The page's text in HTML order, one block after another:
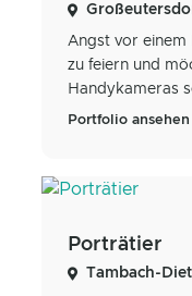
Angst vor einem
zu feiern und
Handykameras
Portfolio ansehen
Porträtier
Tambach-